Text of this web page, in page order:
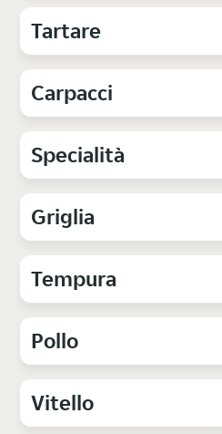
Tartare
Carpacci
Specialità
Griglia
Tempura
Pollo
Vitello